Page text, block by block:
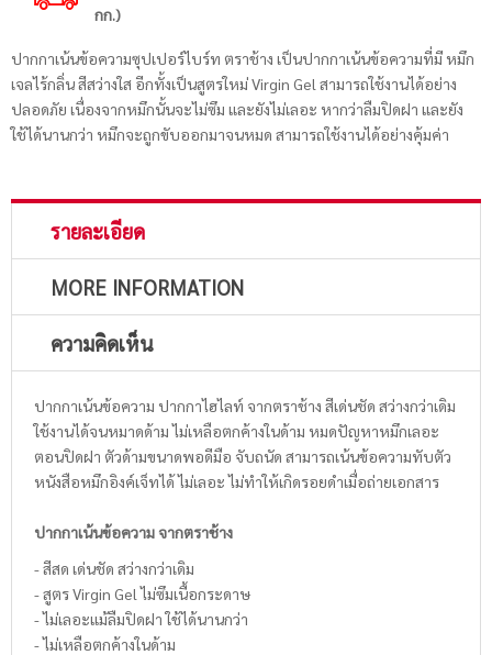
กก.)
ปากกาเน้นข้อความซุปเปอร์ไบร์ท ตราช้าง เป็นปากกาเน้นข้อความที่มี หมึก
เจลไร้กลิ่น สีสว่างใส อีกทั้งเป็นสูตรใหม่ Virgin Gel สามารถใช้งานได้อย่าง
ปลอดภัย เนื่องจากหมึกนั้นจะไม่ซึม และยังไม่เลอะ หากว่าลืมปิดฝา และยัง
ใช้ได้นานกว่า หมึกจะถูกขับออกมาจนหมด สามารถใช้งานได้อย่างคุ้มค่า
รายละเอียด
MORE INFORMATION
ความคิดเห็น
ปากกาเน้นข้อความ ปากกาไฮไลท์ จากตราช้าง สีเด่นชัด สว่างกว่าเดิม
ใช้งานได้จนหมาดด้าม ไม่เหลือตกค้างในด้าม หมดปัญหาหมึกเลอะ
ตอนปิดฝา ตัวด้ามขนาดพอดีมือ จับถนัด สามารถเน้นข้อความทับตัว
หนังสือหมึกอิงค์เจ็ทได้ ไม่เลอะ ไม่ทำให้เกิดรอยดำเมื่อถ่ายเอกสาร
ปากกาเน้นข้อความ จากตราช้าง
- สีสด เด่นชัด สว่างกว่าเดิม
- สูตร Virgin Gel ไม่ซึมเนื้อกระดาษ
- ไม่เลอะแม้ลืมปิดฝา ใช้ได้นานกว่า
- ไม่เหลือตกค้างในด้าม